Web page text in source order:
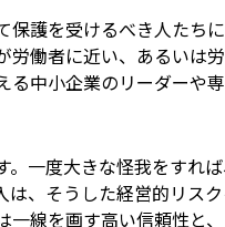
保護を受けるべき人たち
労働者に近い、あるいは
る中小企業のリーダーや
。一度大きな怪我をすれ
は、そうした経営的リス
一線を画す高い信頼性と